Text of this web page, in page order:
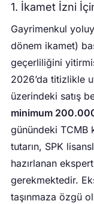
1. İkamet İzni
Gayrimenkul
dönem ikamet)
geçerliliğini
2026’da titizlikle
üzerindeki satış
minimum
günündeki TCMB
tutarın, SPK
hazırlanan
gerekmektedir.
taşınmaza özgü